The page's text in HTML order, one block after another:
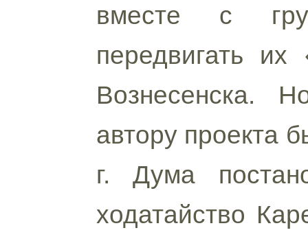
вместе с
передвигать
Вознесенска.
автору проекта
г. Дума
ходатайство